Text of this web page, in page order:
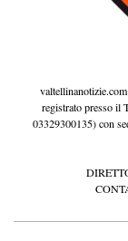
registrato presso il
03329300135) con